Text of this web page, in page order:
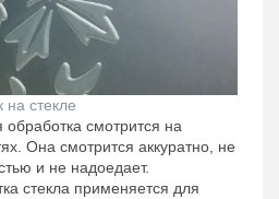
на стекле
смотрится на
Она смотрится аккуратно, не
и не надоедает.
стекла применяется для